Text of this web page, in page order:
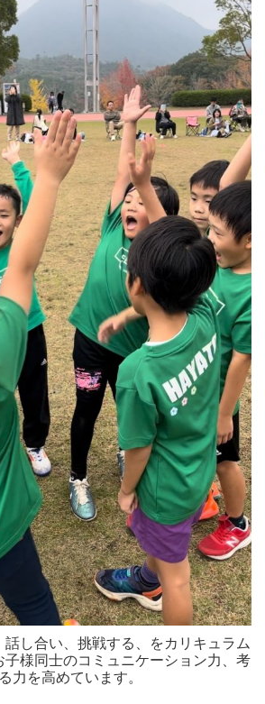
話し合い、挑戦する、をカリキュラム
子様同士のコミュニケーション力、考
力を高めています。